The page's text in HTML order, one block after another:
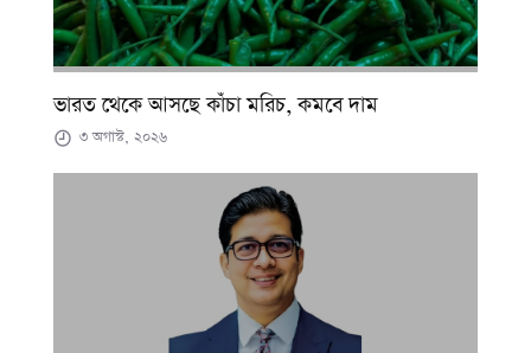
ভারত থেকে আসছে কাঁচা মরিচ, কমবে দাম
৩ অগাস্ট, ২০২৬